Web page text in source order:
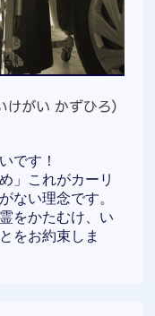
です！
」これがカーリ
ない理念です。
をかたむけ、い
をお約束しま